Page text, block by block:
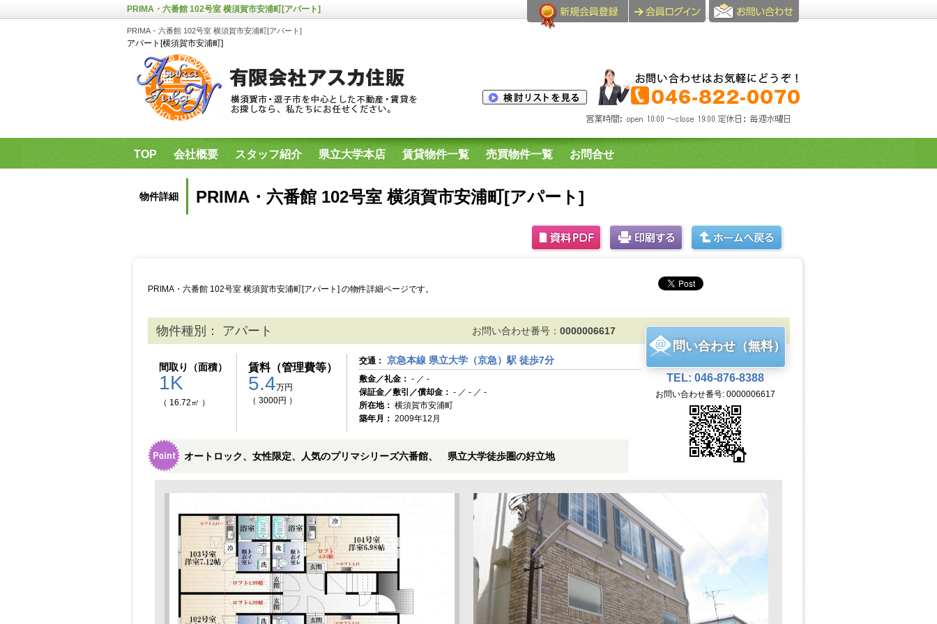
PRIMA・六番館 102号室 横須賀市安浦町[アパート]
PRIMA・六番館 102号室 横須賀市安浦町[アパート]
アパート[横須賀市安浦町]
TOP 会社概要 スタッフ紹介 県立大学本店 賃貸物件一覧 売買物件一覧 お問合せ
県立保健福祉大学・神奈川歯科大学生用物件 横須賀市内のプリマシリーズ空室一覧
物件詳細 PRIMA・六番館 102号室 横須賀市安浦町[アパート]
PRIMA・六番館 102号室 横須賀市安浦町[アパート] の物件詳細ページです。
物件種別： アパート お問い合わせ番号： 0000006617
間取り（面積）
1K
（ 16.72㎡ ）
賃料（管理費等）
5.4万円
（ 3000円 ）
交通： 京急本線 県立大学（京急）駅 徒歩7分
敷金／礼金： - ／ -
保証金／敷引／償却金： - ／ - ／ -
所在地： 横須賀市安浦町
築年月： 2009年12月
オートロック、女性限定、人気のプリマシリーズ六番館、 県立大学徒歩圏の好立地
問い合わせ（無料）
TEL: 046-876-8388
お問い合わせ番号: 0000006617